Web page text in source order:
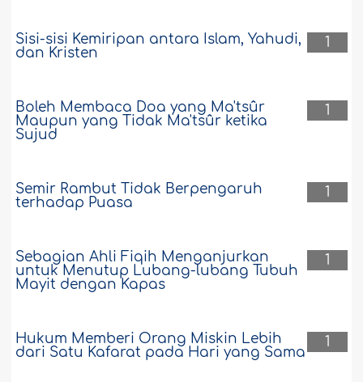
1
Sisi-sisi Kemiripan antara Islam, Yahudi,
dan Kristen
1
Boleh Membaca Doa yang Ma'tsûr
Maupun yang Tidak Ma'tsûr ketika
Sujud
1
Semir Rambut Tidak Berpengaruh
terhadap Puasa
1
Sebagian Ahli Fiqih Menganjurkan
untuk Menutup Lubang-lubang Tubuh
Mayit dengan Kapas
1
Hukum Memberi Orang Miskin Lebih
dari Satu Kafarat pada Hari yang Sama